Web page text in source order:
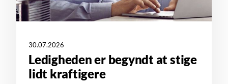
30.07.2026
Ledigheden er begyndt at stige
lidt kraftigere